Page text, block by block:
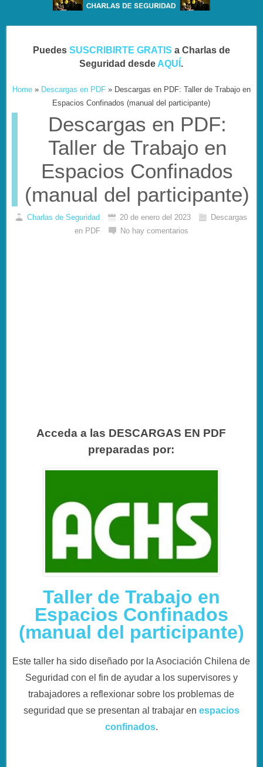
Puedes SUSCRIBIRTE GRATIS a Charlas de
Seguridad desde AQUÍ .
Home» Descargas en PDF» Descargas en PDF: Taller de Trabajo en
Espacios Confinados (manual del participante)
Descargas en PDF:
Taller de Trabajo en
Espacios Confinados
(manual del participante)
Charlas de Seguridad 20 de enero del 2023
Descargas
en PDF
No hay comentarios
Acceda a las DESCARGAS EN PDF
preparadas por:
Taller de Trabajo en
Espacios Confinados
(manual del participante)
Este taller ha sido diseñado por la Asociación Chilena de
Seguridad con el fin de ayudar a los supervisores y
trabajadores a reflexionar sobre los problemas de
seguridad que se presentan al trabajar en espacios
confinados.